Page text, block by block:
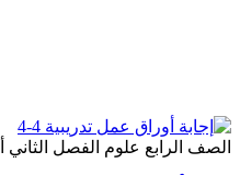
الصف الرابع علوم الفصل الثاني